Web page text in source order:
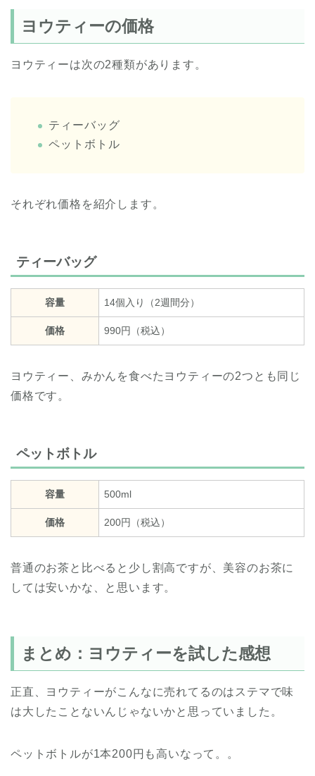
ヨウティーの価格
ヨウティーは次の2種類があります。
ティーバッグ
ペットボトル
それぞれ価格を紹介します。
ティーバッグ
容量 14個入り（2週間分）
価格 990円（税込）
ヨウティー、みかんを食べたヨウティーの2つとも同じ
価格です。
ペットボトル
容量 500ml
価格 200円（税込）
普通のお茶と比べると少し割高ですが、美容のお茶に
しては安いかな、と思います。
まとめ：ヨウティーを試した感想
正直、ヨウティーがこんなに売れてるのはステマで味
は大したことないんじゃないかと思っていました。
ペットボトルが1本200円も高いなって。。